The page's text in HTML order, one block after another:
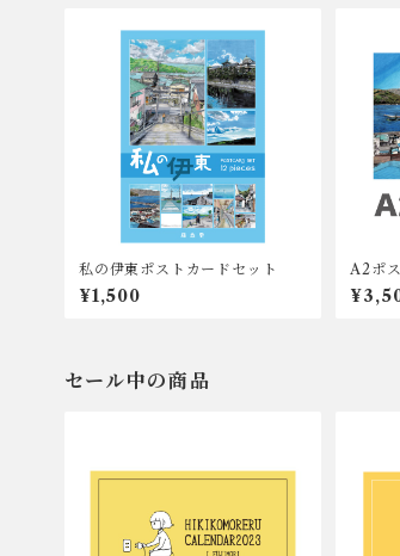
私の伊東ポストカードセット
¥1,500
A2ポ
セール中の商品